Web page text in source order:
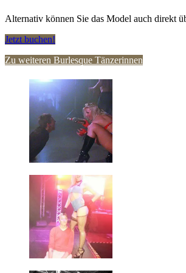
Alternativ können Sie das Model auch direkt
Jetzt buchen!
Zu weiteren Burlesque Tänzerinnen